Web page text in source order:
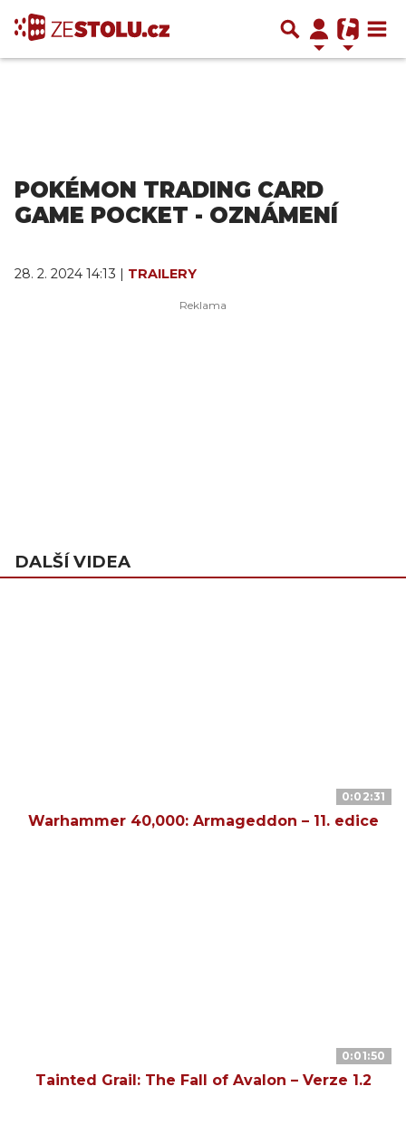
POKÉMON TRADING CARD
GAME POCKET - OZNÁMENÍ
28. 2. 2024 14:13 | TRAILERY
DALŠÍ VIDEA
0:02:31
Warhammer 40,000: Armageddon – 11. edice
0:01:50
Tainted Grail: The Fall of Avalon – Verze 1.2